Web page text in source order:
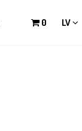
0 LV